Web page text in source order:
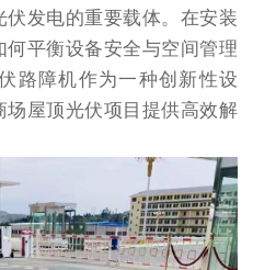
发电的重要载体。在安装
平衡设备安全与空间管理
路障机作为一种创新性设
屋顶光伏项目提供高效解